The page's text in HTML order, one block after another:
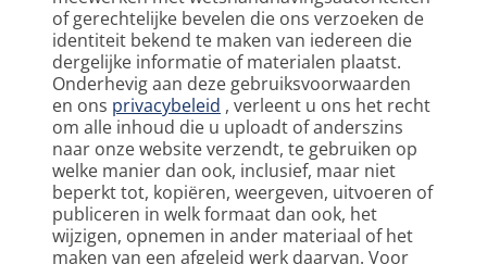
of gerechtelijke bevelen die ons verzoeken de
identiteit bekend te maken van iedereen die
dergelijke informatie of materialen plaatst.
Onderhevig aan deze gebruiksvoorwaarden
en ons privacybeleid , verleent u ons het recht
om alle inhoud die u uploadt of anderszins
naar onze website verzendt, te gebruiken op
welke manier dan ook, inclusief, maar niet
beperkt tot, kopiëren, weergeven, uitvoeren of
publiceren in welk formaat dan ook, het
wijzigen, opnemen in ander materiaal of het
maken van een afgeleid werk daarvan. Voor